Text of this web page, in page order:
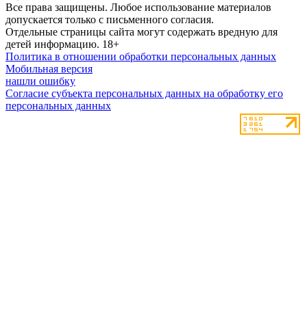
Все права защищены. Любое использование материалов
допускается только с письменного согласия.
Отдельные страницы сайта могут содержать вредную для
детей информацию. 18+
Политика в отношении обработки персональных данных
Мобильная версия
нашли ошибку
Согласие субъекта персональных данных на обработку его
персональных данных